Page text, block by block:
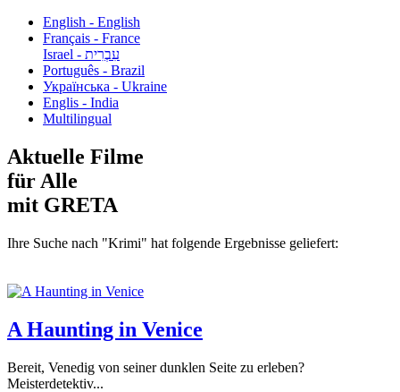
English - English
Français - France
עִבְרִית - Israel
Português - Brazil
Українська - Ukraine
Englis - India
Multilingual
Aktuelle Filme
für Alle
mit GRETA
Ihre Suche nach "Krimi" hat folgende Ergebnisse geliefert:
A Haunting in Venice
Bereit, Venedig von seiner dunklen Seite zu erleben?
Meisterdetektiv...